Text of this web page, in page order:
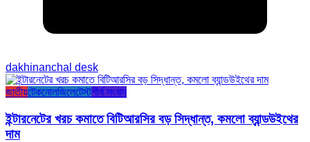
dakhinanchal desk
জাতীয়টেকনোলজিলেটেস্টশীর্ষ সংবাদ
ইন্টারনেটের খরচ কমাতে বিটিআরসির বড় সিদ্ধান্ত, কমলো ব্যান্ডউইথের
দাম